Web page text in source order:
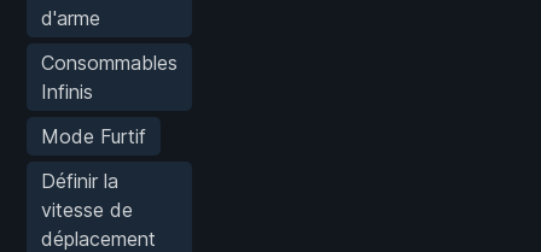
d'arme
Consommables
Infinis
Mode Furtif
Définir la
vitesse de
déplacement